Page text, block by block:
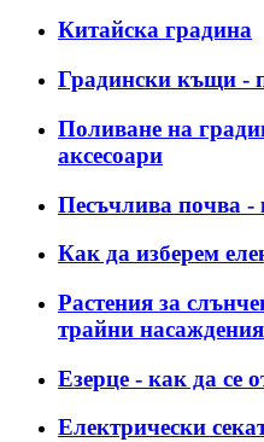
Китайска градина
Градински къщи -
Поливане на
аксесоари
Песъчлива почва -
Как да изберем
Растения за
трайни
Езерце - как да се
Електрически